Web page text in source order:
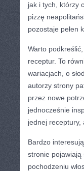
jak i tych, którzy
pizzę
pozostaje pełen
Warto
receptur. To
wariacjach, o
autorzy strony
przez nowe
jednocześnie
jednej receptury,
Bardzo
stronie pojawiają
pochodzeniu